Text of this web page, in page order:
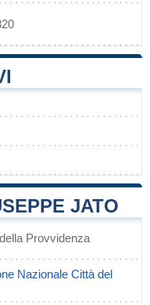
JATO
Provvidenza
Nazionale Città del